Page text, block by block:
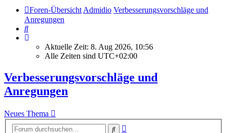
Foren-Übersicht Admidio Verbesserungsvorschläge und
Anregungen
Suche
Aktuelle Zeit: 8. Aug 2026, 10:56
Alle Zeiten sind UTC+02:00
Verbesserungsvorschläge und
Anregungen
Neues Thema
Suche